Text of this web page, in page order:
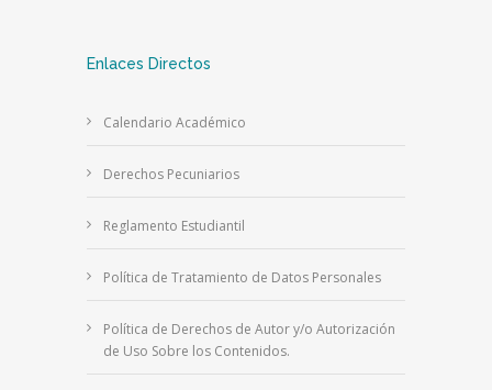
Enlaces Directos
Calendario Académico
Derechos Pecuniarios
Reglamento Estudiantil
Política de Tratamiento de Datos Personales
Política de Derechos de Autor y/o Autorización
de Uso Sobre los Contenidos.